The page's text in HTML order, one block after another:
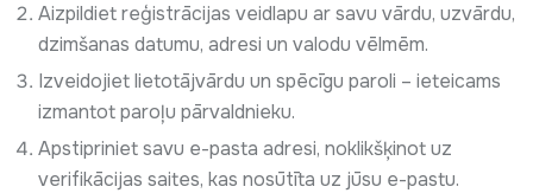
Aizpildiet reģistrācijas veidlapu ar savu vārdu, uzvārdu,
dzimšanas datumu, adresi un valodu vēlmēm.
Izveidojiet lietotājvārdu un spēcīgu paroli – ieteicams
izmantot paroļu pārvaldnieku.
Apstipriniet savu e-pasta adresi, noklikšķinot uz
verifikācijas saites, kas nosūtīta uz jūsu e-pastu.